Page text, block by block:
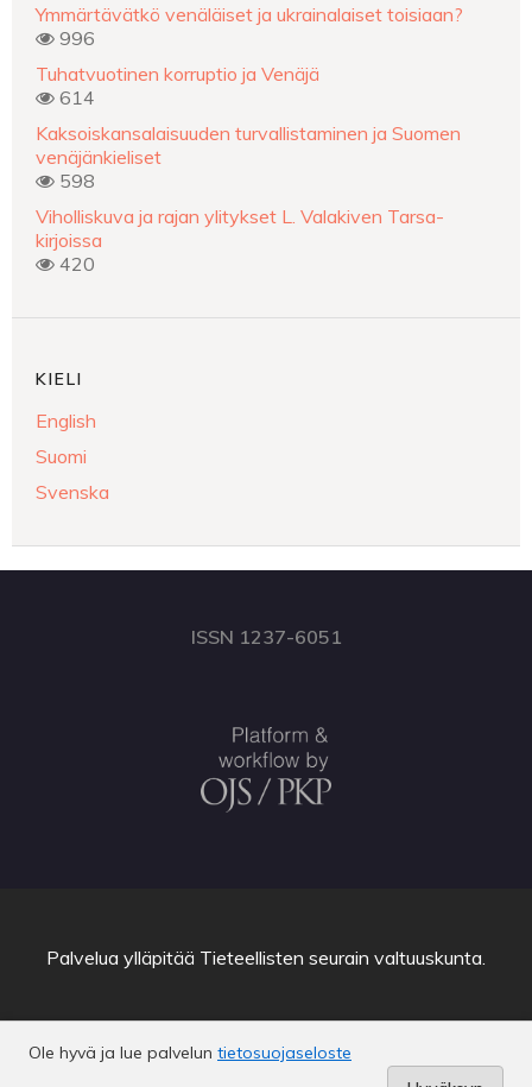
Ymmärtävätkö venäläiset ja ukrainalaiset toisiaan?
996
Tuhatvuotinen korruptio ja Venäjä
614
Kaksoiskansalaisuuden turvallistaminen ja Suomen
venäjänkieliset
598
Viholliskuva ja rajan ylitykset L. Valakiven Tarsa-
kirjoissa
420
KIELI
English
Suomi
Svenska
ISSN 1237-6051
Ole hyvä ja lue palvelun tietosuojaseloste
Palvelua ylläpitää Tieteellisten seurain valtuuskunta